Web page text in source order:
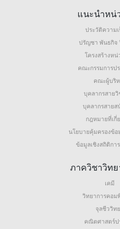
แนะนำหน่
ประวัติความ
ปรัญชา พันธกิจ
โครงสร้างหน่
คณะกรรมการป
คณะผู้บริ
บุคลากรสายวิ
บุคลากรสาย
กฎหมายที่เกี่
นโยบายคุ้มครองข้
ข้อมูลเชิงสถิติกา
ภาควิชาวิท
เคมี
วิทยาการคอม
จุลชีววิท
คณิตศาสตร์ป